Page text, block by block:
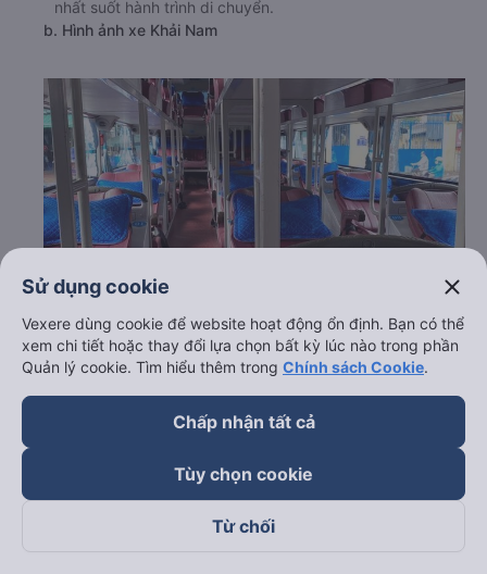
nhất suốt hành trình di chuyển.
b. Hình ảnh xe Khải Nam
c. Lộ trình, giờ khởi hành và giờ kết thúc của xe khách
Giờ xuất phát ở Sài Gòn: 04:30, 05:00, 05:30,
Giờ đến nơi ở Tây Ninh: 7:48, 8:18, 8:48, 10:18,
Sử dụng cookie close
Vexere dùng cookie để website hoạt động ổn định. Bạn có thể
xem chi tiết hoặc thay đổi lựa chọn bất kỳ lúc nào trong phần
Quản lý cookie. Tìm hiểu thêm trong Chính sách Cookie.
Chấp nhận tất cả
Tùy chọn cookie
Từ chối